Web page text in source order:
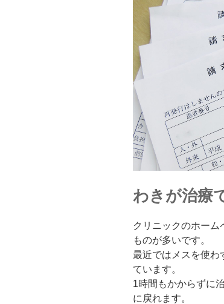
わきが治療
クリニックのホーム
ものが多いです。
最近ではメスを使わ
ています。
1時間もかからずに
に戻れます。